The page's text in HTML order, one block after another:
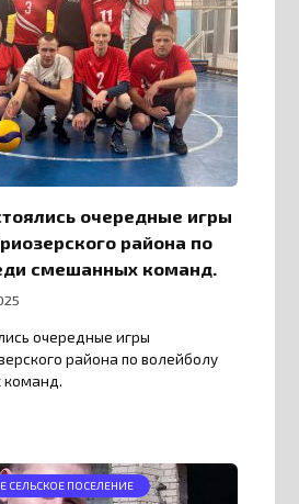
очередные игры
района по
смешанных команд.
очередные игры
района по волейболу
СЕЛЬСКОЕ ПОСЕЛЕНИЕ